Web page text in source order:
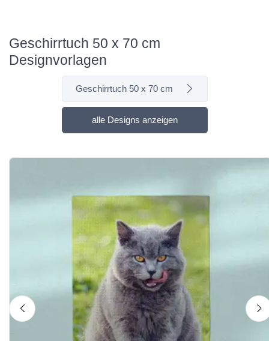
Geschirrtuch 50 x 70 cm
Designvorlagen
Geschirrtuch 50 x 70 cm
alle Designs anzeigen
nach links